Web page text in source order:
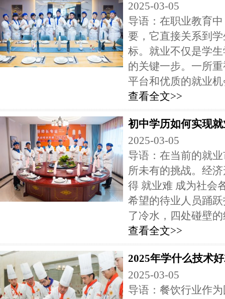
2025-03-05
导语：在职业教育
要，它直接关系到
标。就业不仅是学
的关键一步。一所
平台和优质的就业机
查看全文>>
初中学历如何实现就
2025-03-05
导语：在当前的就
所未有的挑战。经
得 就业难 成为社会
希望的待业人员踊
了冷水，四处碰壁的
查看全文>>
2025年学什么技术
2025-03-05
导语：餐饮行业作